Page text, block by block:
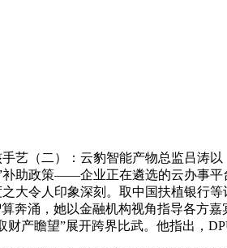
（二）：云豹智能产物总监吕涛以
助政策——企业正在遴选的云办事平
令人印象深刻。取中国扶植银行
奔涌，她以金融机构视角指导各方
产瞻望”展开跨界比武。他指出，